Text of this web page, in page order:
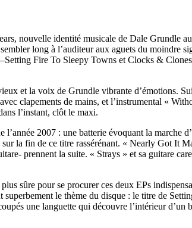
nouvelle identité musicale de Dale Grundle
long à l’auditeur aux aguets du moindre
Fire To Sleepy Towns et Clocks &
et la voix de Grundle vibrante d’émotions.
clapements de mains, et l’instrumental «
l’instant, clôt le maxi.
2007 : une batterie évoquant la
la fin de ce titre rassérénant. « Nearly Got It
prennent la suite. « Strays » et sa guitare
sûre pour se procurer ces deux EPs
le thème du disque : le titre de
une languette qui découvre l’intérieur